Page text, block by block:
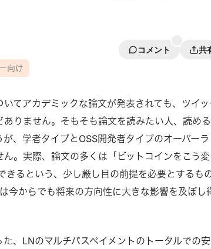
コメント
共
向け
てアカデミックな論文が発表されても、ツイ
りません。そもそも論文を読みたい人、読め
、学者タイプとOSS開発者タイプのオーバー
。実際、論文の多くは「ビットコインをこう
きるという、少し厳し目の前提を必要とするも
今からでも将来の方向性に大きな影響を及ぼし
、LNのマルチパスペイメントのトータルでの